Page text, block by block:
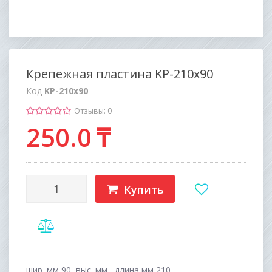
Крепежная пластина KP-210х90
Код KP-210х90
Отзывы: 0
250.0₸
Купить